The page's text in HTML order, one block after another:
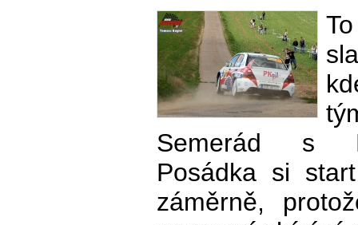
Semerád s
Posádka si
záměrně,